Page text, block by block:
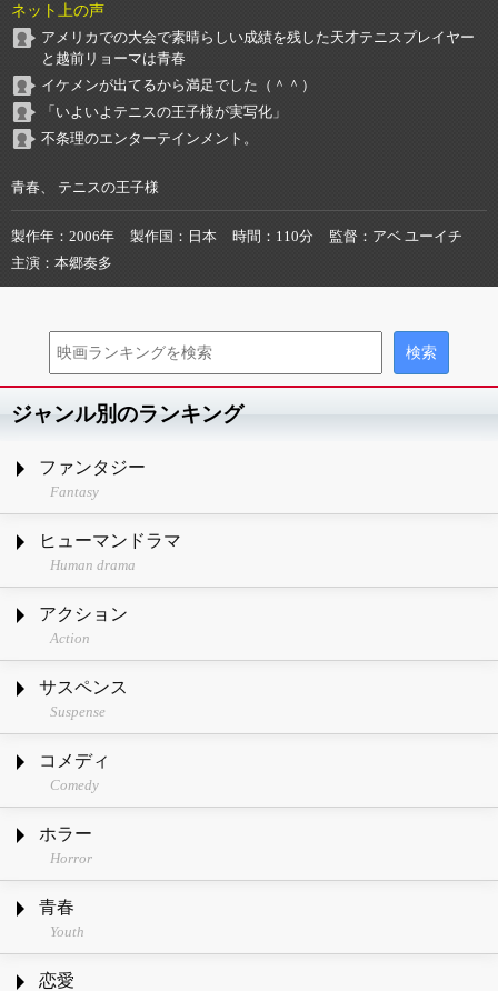
ネット上の声
アメリカでの大会で素晴らしい成績を残した天才テニスプレイヤー
と越前リョーマは青春
イケメンが出てるから満足でした（＾＾）
「いよいよテニスの王子様が実写化」
不条理のエンターテインメント。
青春、 テニスの王子様
製作年 2006年 製作国 日本 時間 110分 監督
アベ ユーイチ
主演
本郷奏多
ジャンル別のランキング
ファンタジー
Fantasy
ヒューマンドラマ
Human drama
アクション
Action
サスペンス
Suspense
コメディ
Comedy
ホラー
Horror
青春
Youth
恋愛